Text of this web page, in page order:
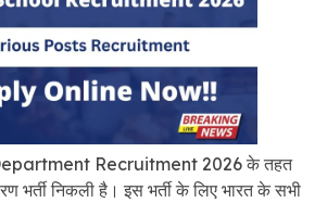
Recruitment 2026 के तहत
भर्ती निकली है। इस भर्ती के लिए भारत के सभी